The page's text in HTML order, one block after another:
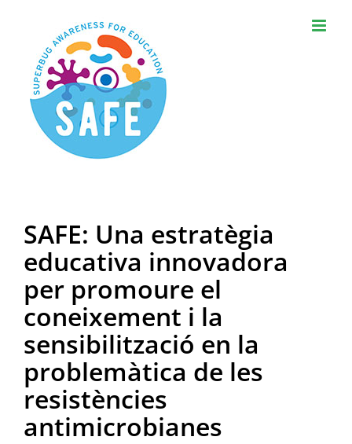
content
SAFE: Una estratègia
educativa innovadora
per promoure el
coneixement i la
sensibilització en la
problemàtica de les
resistències
antimicrobianes